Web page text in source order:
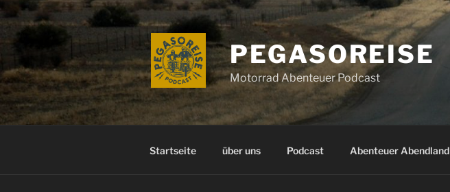
Zum
Inhalt
springen
PEGASOREISE
Motorrad Abenteuer Podcast
Startseite über uns Podcast Abenteuer Abendland